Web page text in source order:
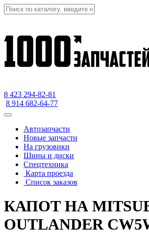
8 423 294-82-81
8 914 682-64-77
Автозапчасти
Новые запчасти
На грузовики
Шины и диски
Спецтехника
Карта проезда
Список заказов
КАПОТ НА
OUTLANDER